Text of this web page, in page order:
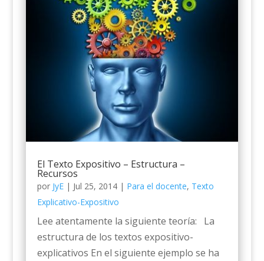
El Texto Expositivo – Estructura –
Recursos
por JyE| Jul 25, 2014| Para el docente, Texto
Explicativo-Expositivo
Lee atentamente la siguiente teoría: La
estructura de los textos expositivo-
explicativos En el siguiente ejemplo se ha